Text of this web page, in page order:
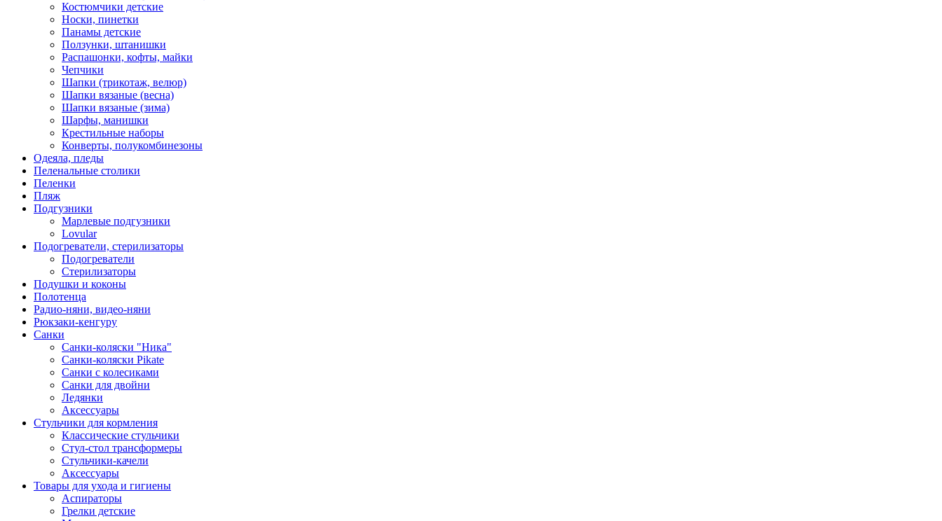
Костюмчики детские
Носки, пинетки
Панамы детские
Ползунки, штанишки
Распашонки, кофты, майки
Чепчики
Шапки (трикотаж, велюр)
Шапки вязаные (весна)
Шапки вязаные (зима)
Шарфы, манишки
Крестильные наборы
Конверты, полукомбинезоны
Одеяла, пледы
Пеленальные столики
Пеленки
Пляж
Подгузники
Марлевые подгузники
Lovular
Подогреватели, стерилизаторы
Подогреватели
Стерилизаторы
Подушки и коконы
Полотенца
Радио-няни, видео-няни
Рюкзаки-кенгуру
Санки
Санки-коляски "Ника"
Санки-коляски Pikate
Санки с колесиками
Санки для двойни
Ледянки
Аксессуары
Стульчики для кормления
Классические стульчики
Стул-стол трансформеры
Стульчики-качели
Аксессуары
Товары для ухода и гигиены
Аспираторы
Грелки детские